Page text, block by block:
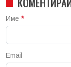
Име *
Email